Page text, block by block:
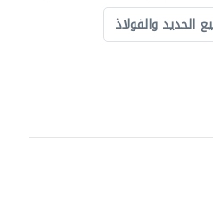
الحديد والفولاذ